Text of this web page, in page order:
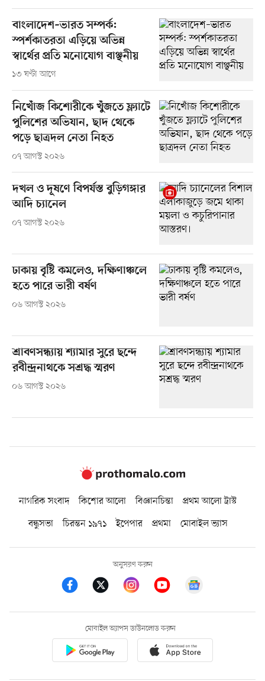
বাংলাদেশ–ভারত সম্পর্ক:
স্পর্শকাতরতা এড়িয়ে অভিন্ন
স্বার্থের প্রতি মনোযোগ বাঞ্ছনীয়
১৩ ঘণ্টা আগে
নিখোঁজ কিশোরীকে খুঁজতে ফ্ল্যাটে
পুলিশের অভিযান, ছাদ থেকে
পড়ে ছাত্রদল নেতা নিহত
০৭ আগস্ট ২০২৬
দখল ও দূষণে বিপর্যস্ত বুড়িগঙ্গার
আদি চ্যানেল
০৭ আগস্ট ২০২৬
ঢাকায় বৃষ্টি কমলেও, দক্ষিণাঞ্চলে
হতে পারে ভারী বর্ষণ
০৬ আগস্ট ২০২৬
শ্রাবণসন্ধ্যায় শ্যামার সুরে ছন্দে
রবীন্দ্রনাথকে সশ্রদ্ধ স্মরণ
০৬ আগস্ট ২০২৬
নাগরিক সংবাদ কিশোর আলো বিজ্ঞানচিন্তা
প্রথম আলো ট্রাস্ট
বন্ধুসভা
চিরন্তন ১৯৭১ ইপেপার প্রথমা মোবাইল ভ্যাস
অনুসরণ করুন
মোবাইল অ্যাপস ডাউনলোড করুন